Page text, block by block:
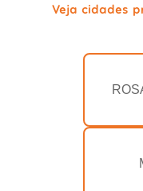
Veja cidades